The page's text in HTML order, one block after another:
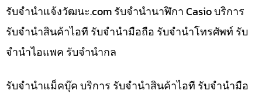
รับจํานําแจ้งวัฒนะ.com รับจำนำนาฬิกา Casio บริการ
รับจำนำสินค้าไอที รับจำนำมือถือ รับจำนำโทรศัพท์ รับ
จำนำไอแพค รับจำนำกล
รับจำนำแม็คบุ๊ค บริการ รับจำนำสินค้าไอที รับจำนำมือ